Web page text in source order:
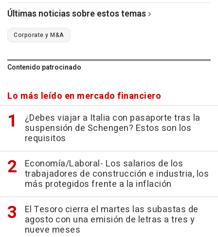
Últimas noticias sobre estos temas
Corporate y M&A
Contenido patrocinado
Lo más leído en mercado financiero
¿Debes viajar a Italia con pasaporte tras la
suspensión de Schengen? Estos son los
requisitos
Economía/Laboral- Los salarios de los
trabajadores de construcción e industria, los
más protegidos frente a la inflación
El Tesoro cierra el martes las subastas de
agosto con una emisión de letras a tres y
nueve meses